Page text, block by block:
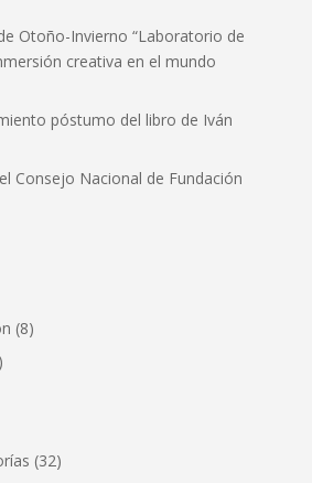
Otoño-Invierno “Laboratorio de
creativa en el mundo
póstumo del libro de Iván
Consejo Nacional de Fundación
(8)
(32)